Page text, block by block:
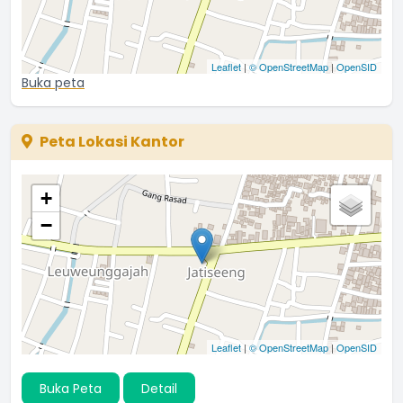
Leaflet | © OpenStreetMap | OpenSID
Buka peta
Peta Lokasi Kantor
+
−
Leaflet | © OpenStreetMap | OpenSID
Buka Peta Detail